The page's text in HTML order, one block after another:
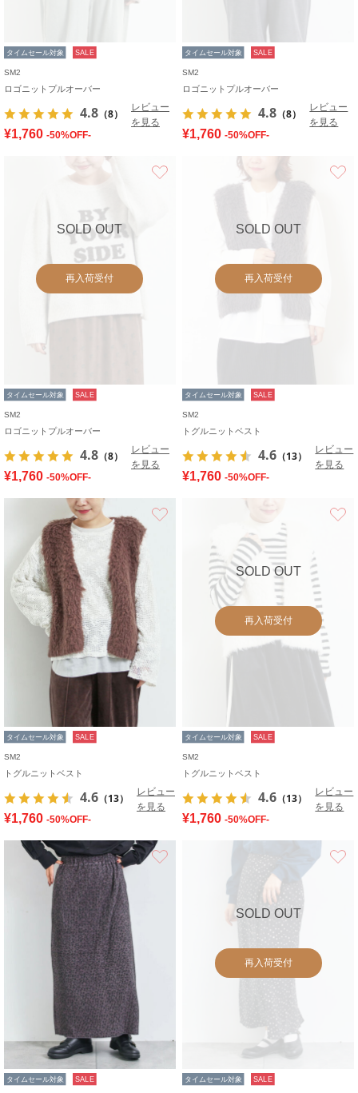
タイムセール対象 SALE
SM2
ロゴニットプルオーバー
4.8 （8）
レビュー
を見る
¥1,760 -50%OFF-
タイムセール対象 SALE
SM2
ロゴニットプルオーバー
4.8 （8）
レビュー
を見る
¥1,760 -50%OFF-
SOLD OUT
再入荷受付
タイムセール対象 SALE
SM2
ロゴニットプルオーバー
4.8 （8）
レビュー
を見る
¥1,760 -50%OFF-
SOLD OUT
再入荷受付
タイムセール対象 SALE
SM2
トグルニットベスト
4.6 （13）
レビュー
を見る
¥1,760 -50%OFF-
タイムセール対象 SALE
SM2
トグルニットベスト
4.6 （13）
レビュー
を見る
¥1,760 -50%OFF-
SOLD OUT
再入荷受付
タイムセール対象 SALE
SM2
トグルニットベスト
4.6 （13）
レビュー
を見る
¥1,760 -50%OFF-
タイムセール対象 SALE
SOLD OUT
再入荷受付
タイムセール対象 SALE